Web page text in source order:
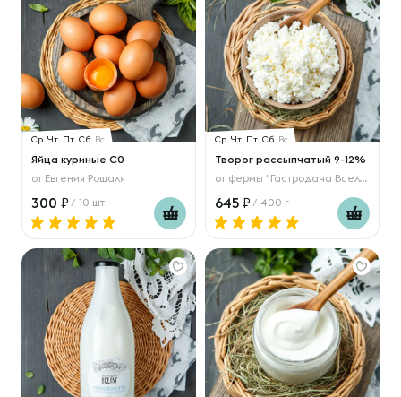
Ср Чт Пт Сб Вс
Яйца куриные С0
от Евгения Рошаля
300 / 10 шт
Ср Чт Пт Сб Вс
Творог рассыпчатый 9-12%
от фермы "Гастродача Вселуг"
645 / 400 г